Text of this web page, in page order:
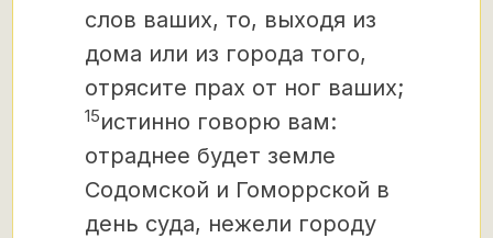
слов ваших, то, выходя из
дома или из города того,
отрясите прах от ног ваших;
15истинно говорю вам:
отраднее будет земле
Содомской и Гоморрской в
день суда, нежели городу